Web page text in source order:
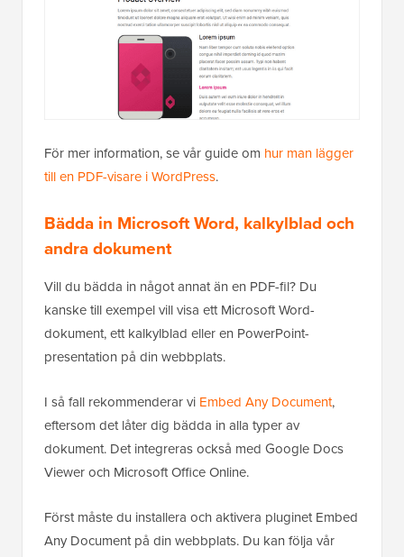
För mer information, se vår guide om hur man lägger
till en PDF-visare i WordPress.
Bädda in Microsoft Word, kalkylblad och
andra dokument
Vill du bädda in något annat än en PDF-fil? Du
kanske till exempel vill visa ett Microsoft Word-
dokument, ett kalkylblad eller en PowerPoint-
presentation på din webbplats.
I så fall rekommenderar vi Embed Any Document,
eftersom det låter dig bädda in alla typer av
dokument. Det integreras också med Google Docs
Viewer och Microsoft Office Online.
Först måste du installera och aktivera pluginet Embed
Any Document på din webbplats. Du kan följa vår